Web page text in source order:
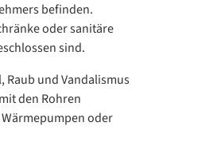
befinden.
oder sanitäre
sind.
Raub und Vandalismus
den Rohren
oder